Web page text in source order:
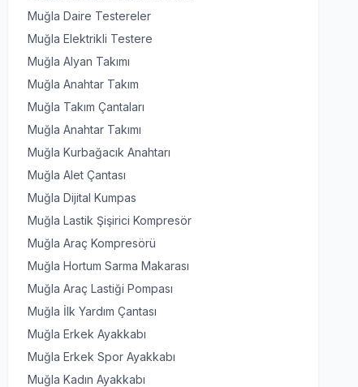
Muğla Daire Testereler
Muğla Elektrikli Testere
Muğla Alyan Takımı
Muğla Anahtar Takım
Muğla Takım Çantaları
Muğla Anahtar Takımı
Muğla Kurbağacık Anahtarı
Muğla Alet Çantası
Muğla Dijital Kumpas
Muğla Lastik Şişirici Kompresör
Muğla Araç Kompresörü
Muğla Hortum Sarma Makarası
Muğla Araç Lastiği Pompası
Muğla İlk Yardım Çantası
Muğla Erkek Ayakkabı
Muğla Erkek Spor Ayakkabı
Muğla Kadın Ayakkabı